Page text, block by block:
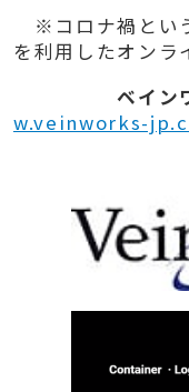
※コロナ禍とい
を利用したオンラ
ベインワー
w.veinworks-